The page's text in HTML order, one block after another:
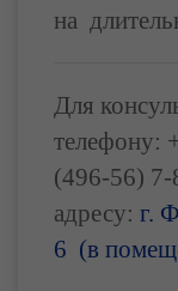
на
Для
телефону:
(496-56)
адресу: г.
6 (в